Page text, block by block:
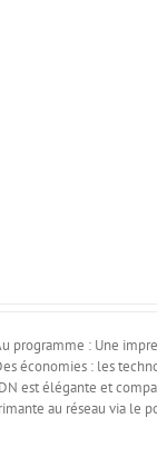
: Une
économies : les
est élégante et
au réseau via le